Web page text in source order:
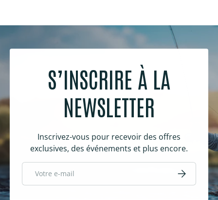
S’INSCRIRE À LA
NEWSLETTER
Inscrivez-vous pour recevoir des offres
exclusives, des événements et plus encore.
S’inscrire